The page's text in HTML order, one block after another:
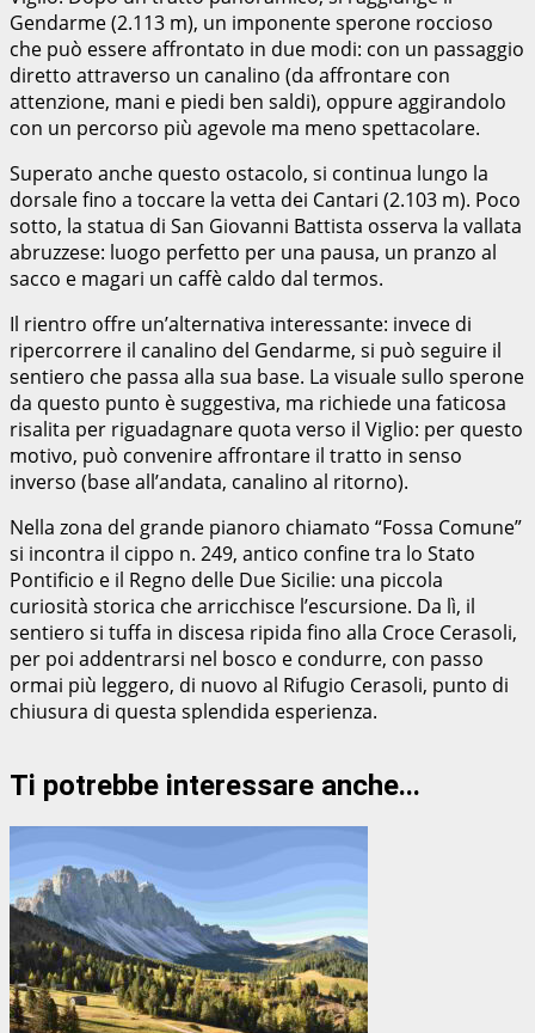
Gendarme (2.113 m), un imponente sperone roccioso
che può essere affrontato in due modi: con un passaggio
diretto attraverso un canalino (da affrontare con
attenzione, mani e piedi ben saldi), oppure aggirandolo
con un percorso più agevole ma meno spettacolare.
Superato anche questo ostacolo, si continua lungo la
dorsale fino a toccare la vetta dei Cantari (2.103 m). Poco
sotto, la statua di San Giovanni Battista osserva la vallata
abruzzese: luogo perfetto per una pausa, un pranzo al
sacco e magari un caffè caldo dal termos.
Il rientro offre un’alternativa interessante: invece di
ripercorrere il canalino del Gendarme, si può seguire il
sentiero che passa alla sua base. La visuale sullo sperone
da questo punto è suggestiva, ma richiede una faticosa
risalita per riguadagnare quota verso il Viglio: per questo
motivo, può convenire affrontare il tratto in senso
inverso (base all’andata, canalino al ritorno).
Nella zona del grande pianoro chiamato “Fossa Comune”
si incontra il cippo n. 249, antico confine tra lo Stato
Pontificio e il Regno delle Due Sicilie: una piccola
curiosità storica che arricchisce l’escursione. Da lì, il
sentiero si tuffa in discesa ripida fino alla Croce Cerasoli,
per poi addentrarsi nel bosco e condurre, con passo
ormai più leggero, di nuovo al Rifugio Cerasoli, punto di
chiusura di questa splendida esperienza.
Ti potrebbe interessare anche...